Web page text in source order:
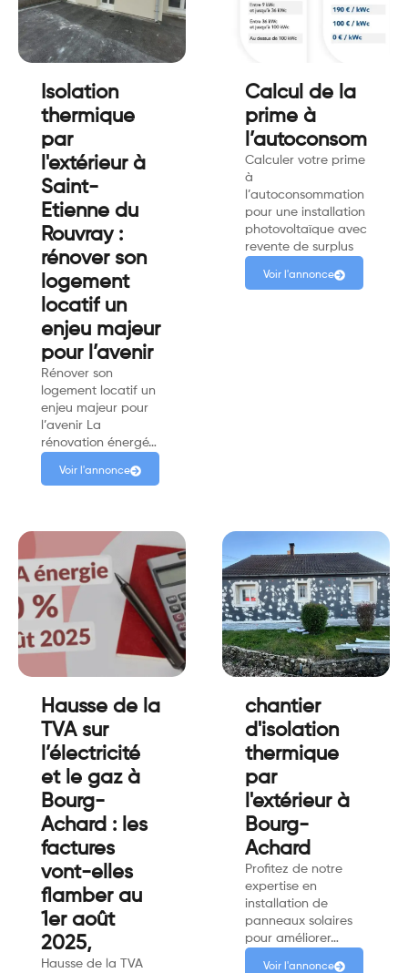
Isolation
thermique
par
l'extérieur à
Saint-
Etienne du
Rouvray :
rénover son
logement
locatif un
enjeu majeur
pour l’avenir
Rénover son
logement locatif un
enjeu majeur pour
l’avenir La
rénovation énergé…
Voir l'annonce
Calcul de la
prime à
Calculer votre prime
à
l’autoconsommation
pour une installation
photovoltaïque avec
revente de surplus
Voir l'annonce
Hausse de la
TVA sur
l’électricité
et le gaz à
Bourg-
Achard : les
factures
vont-elles
flamber au
1er août
2025,
Hausse de la TVA
chantier
d'isolation
thermique
par
l'extérieur à
Bourg-
Achard
Profitez de notre
expertise en
installation de
panneaux solaires
pour améliorer…
Voir l'annonce